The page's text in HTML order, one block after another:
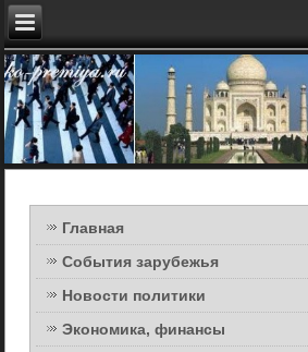
Главная
События зарубежья
Новости политики
Экономика, финансы